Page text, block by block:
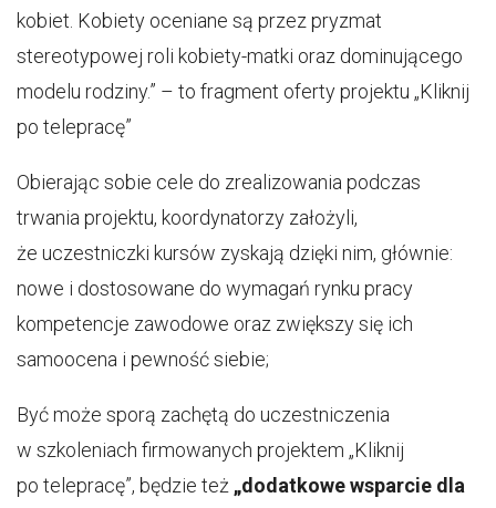
kobiet. Kobiety oceniane są przez pryzmat
stereotypowej roli kobiety-matki oraz dominującego
modelu rodziny.” – to fragment oferty projektu „Kliknij
po telepracę”
Obierając sobie cele do zrealizowania podczas
trwania projektu, koordynatorzy założyli,
że uczestniczki kursów zyskają dzięki nim, głównie:
nowe i dostosowane do wymagań rynku pracy
kompetencje zawodowe oraz zwiększy się ich
samoocena i pewność siebie;
Być może sporą zachętą do uczestniczenia
w szkoleniach firmowanych projektem „Kliknij
po telepracę”, będzie też „dodatkowe wsparcie dla